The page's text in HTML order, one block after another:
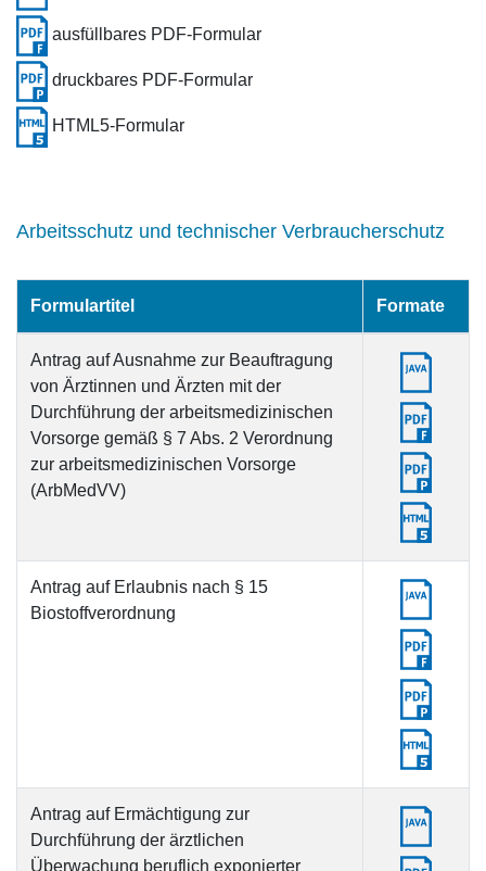
ausfüllbares PDF-Formular
druckbares PDF-Formular
HTML5-Formular
Arbeitsschutz und technischer Verbraucherschutz
Formulartitel Formate
Antrag auf Ausnahme zur Beauftragung
von Ärztinnen und Ärzten mit der
Durchführung der arbeitsmedizinischen
Vorsorge gemäß § 7 Abs. 2 Verordnung
zur arbeitsmedizinischen Vorsorge
(ArbMedVV)
Antrag auf Erlaubnis nach § 15
Biostoffverordnung
Antrag auf Ermächtigung zur
Durchführung der ärztlichen
Überwachung beruflich exponierter